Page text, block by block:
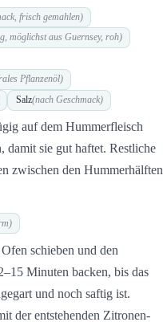
frisch gemahlen)
möglichst aus Guernsey, roh)
Pflanzenöl)
Salz(nach Geschmack)
auf dem Hummerfleisch
damit sie gut haftet. Restliche
zwischen den Hummerhälften
schieben und den
Minuten backen, bis das
und noch saftig ist.
der entstehenden Zitronen-